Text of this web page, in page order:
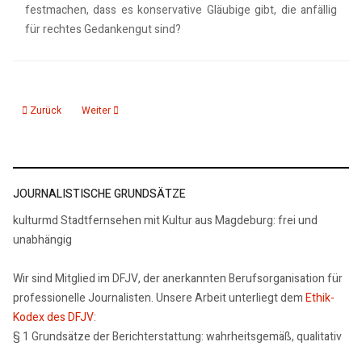
festmachen, dass es konservative Gläubige gibt, die anfällig
für rechtes Gedankengut sind?
Vorheriger Beitrag: Hört endlich zu! Weil Demokratie Auseinandersetzung
Zurück Nächster Beitrag: Wolfgang Niess Die Revolution von 1918/19
Weiter
JOURNALISTISCHE GRUNDSÄTZE
kulturmd Stadtfernsehen mit Kultur aus Magdeburg: frei und
unabhängig
Wir sind Mitglied im DFJV, der anerkannten Berufsorganisation für
professionelle Journalisten. Unsere Arbeit unterliegt demEthik-
Kodex des DFJV:
§ 1 Grundsätze der Berichterstattung: wahrheitsgemäß, qualitativ